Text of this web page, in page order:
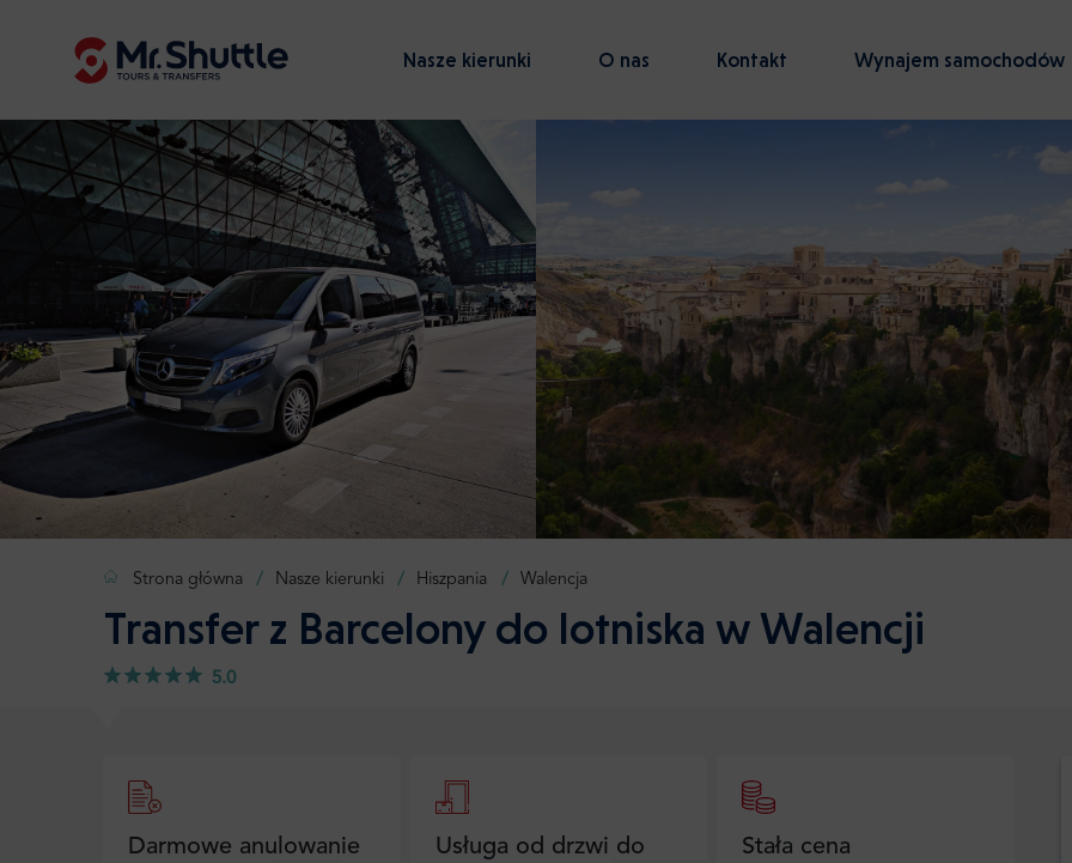
Nasze kierunki O nas Kontakt Wynajem samochodów
Strona główna Nasze kierunki Hiszpania Walencja
Transfer z Barcelony do lotniska w Walencji
5.0
Darmowe anulowanie
Usługa od drzwi do
Stała cena